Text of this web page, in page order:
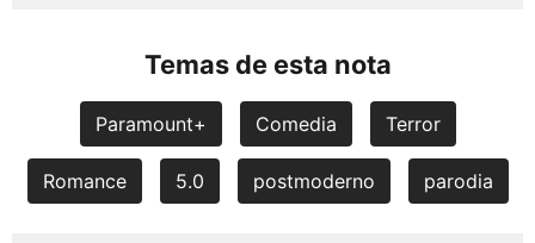
Temas de esta nota
Paramount+ Comedia Terror
Romance 5.0 postmoderno parodia